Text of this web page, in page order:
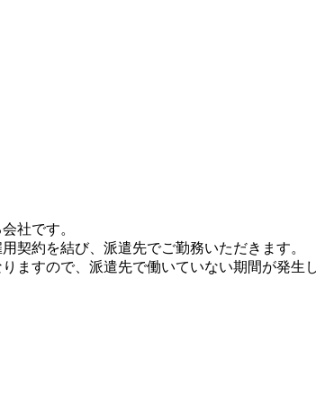
社です。
契約を結び、派遣先でご勤務いただきます。
ますので、派遣先で働いていない期間が発生